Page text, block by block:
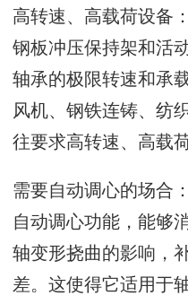
高转速、高载荷设备
钢板冲压保持架和活
轴承的极限转速和承
风机、钢铁连铸、纺
往要求高转速、高载
需要自动调心的场合
自动调心功能，能够
轴变形挠曲的影响，
差。这使得它适用于